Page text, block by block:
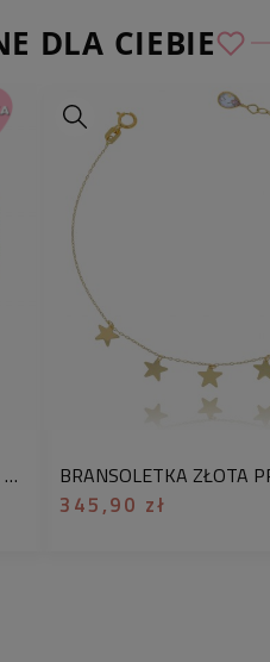
DLA CIEBIE
BRANSOLETKA ZŁOTA PRÓBA 585 ZAWIESZKI SKRZYDŁO
345,90 zł